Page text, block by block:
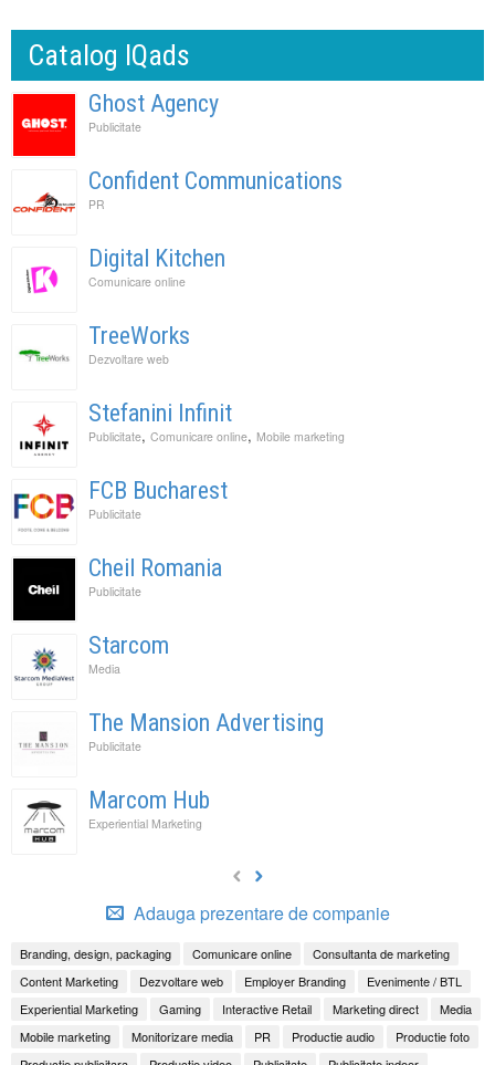
Catalog IQads
Ghost Agency
Publicitate
Confident Communications
PR
Digital Kitchen
Comunicare online
TreeWorks
Dezvoltare web
Stefanini Infinit
Publicitate, Comunicare online, Mobile marketing
FCB Bucharest
Publicitate
Cheil Romania
Publicitate
Starcom
Media
The Mansion Advertising
Publicitate
Marcom Hub
Experiential Marketing
Adauga prezentare de companie
Branding, design, packaging Comunicare online
Consultanta de marketing
Content Marketing
Dezvoltare web Employer Branding
Evenimente / BTL
Experiential Marketing
Gaming Interactive Retail Marketing direct
Media
Mobile marketing
Monitorizare media PR Productie audio
Productie foto